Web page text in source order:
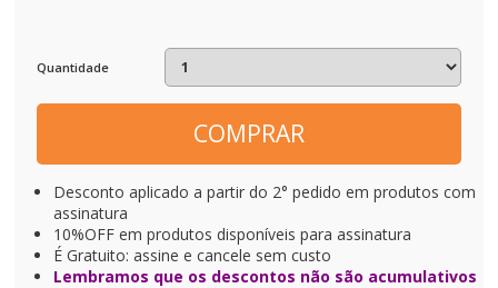
Quantidade
COMPRAR
Desconto aplicado a partir do 2° pedido em produtos com
assinatura
10%OFF em produtos disponíveis para assinatura
É Gratuito: assine e cancele sem custo
Lembramos que os descontos não são acumulativos